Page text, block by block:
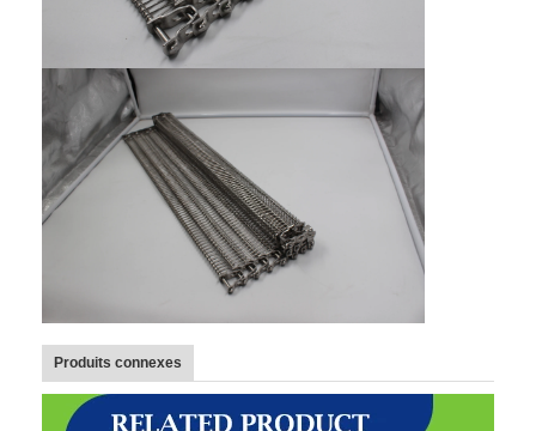
Mesh Belt photovoltaïque solaire
Chaîne Mesh Belt
Ceinture en spirale de congélateur
Oven Conveyor Belt
Produits connexes